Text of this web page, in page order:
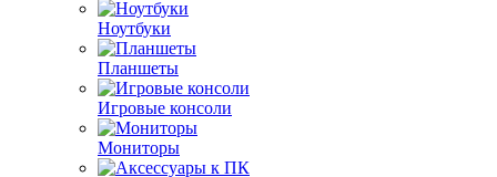
Ноутбуки
Планшеты
Игровые консоли
Мониторы